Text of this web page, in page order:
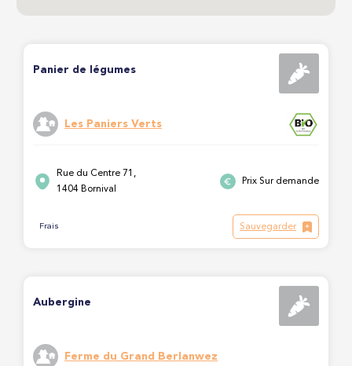
Panier de légumes
Les Paniers Verts
Rue du Centre 71,
1404 Bornival
Prix Sur demande
Frais Sauvegarder
Aubergine
Ferme du Grand Berlanwez